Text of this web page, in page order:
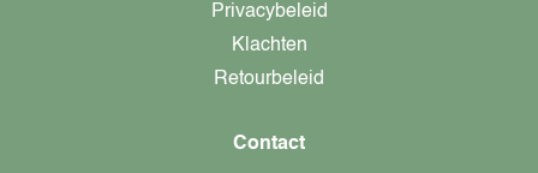
Privacybeleid
Klachten
Retourbeleid
Contact